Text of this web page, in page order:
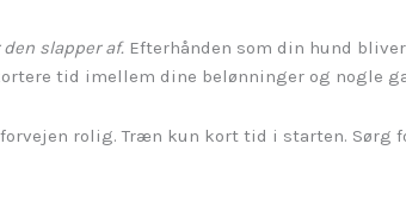
den slapper af. Efterhånden som din hund
tid imellem dine belønninger og nogle
rolig. Træn kun kort tid i starten. Sørg